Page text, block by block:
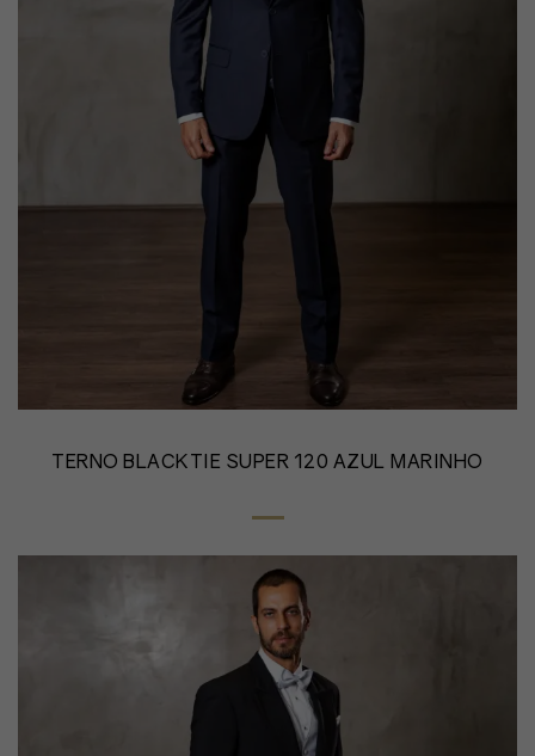
TERNO BLACKTIE SUPER 120 AZUL MARINHO